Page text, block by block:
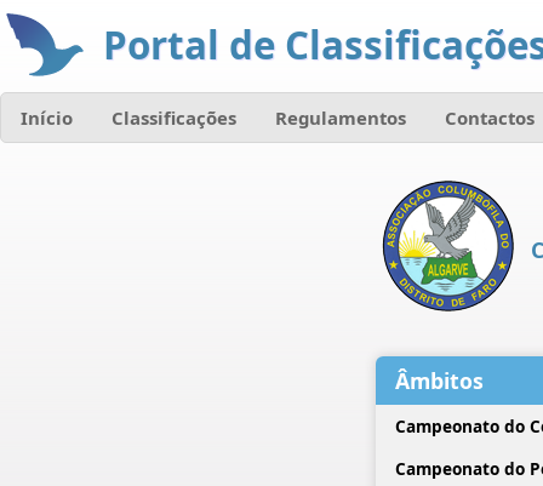
Portal de
Início Classificações Regulamentos Contactos
Âmbitos
Campeonato do
Campeonato do